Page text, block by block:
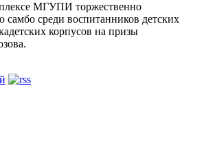
МГУПИ торжественно
самбо среди воспитанников детских
корпусов на призы